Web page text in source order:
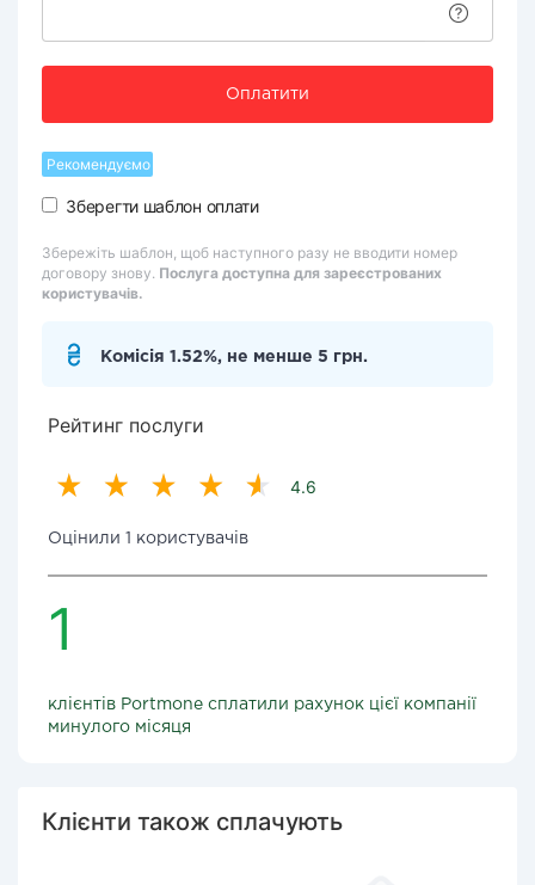
Оплатити
Рекомендуємо
Зберегти шаблон оплати
Збережіть шаблон, щоб наступного разу не вводити номер
договору знову. Послуга доступна для зареєстрованих
користувачів.
Комісія 1.52%, не менше 5 грн.
Рейтинг послуги
4.6
Оцінили 1 користувачів
1
клієнтів Portmone сплатили рахунок цієї компанії
минулого місяця
Клієнти також сплачують